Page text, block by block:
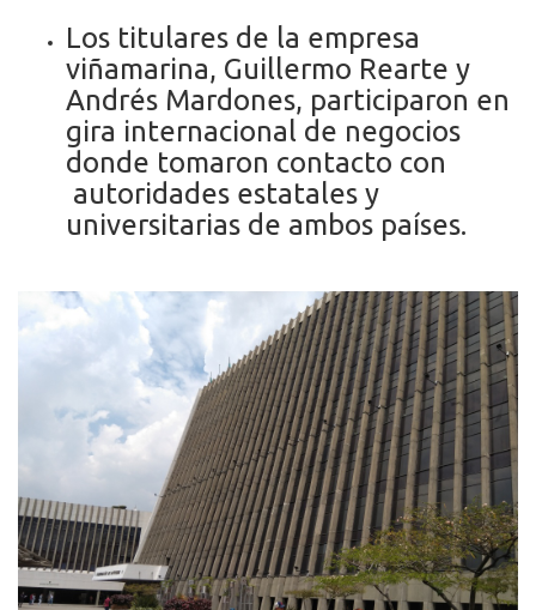
Los titulares de la empresa
viñamarina, Guillermo Rearte y
Andrés Mardones, participaron en
gira internacional de negocios
donde tomaron contacto con
autoridades estatales y
universitarias de ambos países.